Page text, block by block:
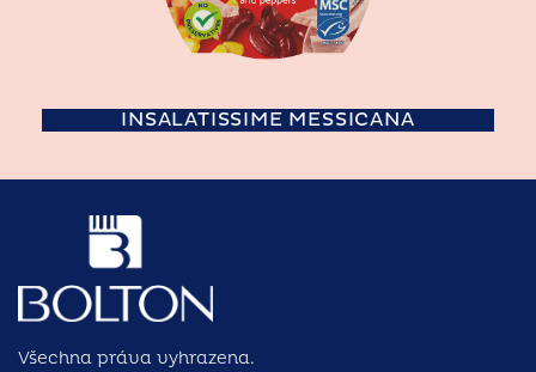
INSALATISSIME MESSICANA
Všechna práva vyhrazena.